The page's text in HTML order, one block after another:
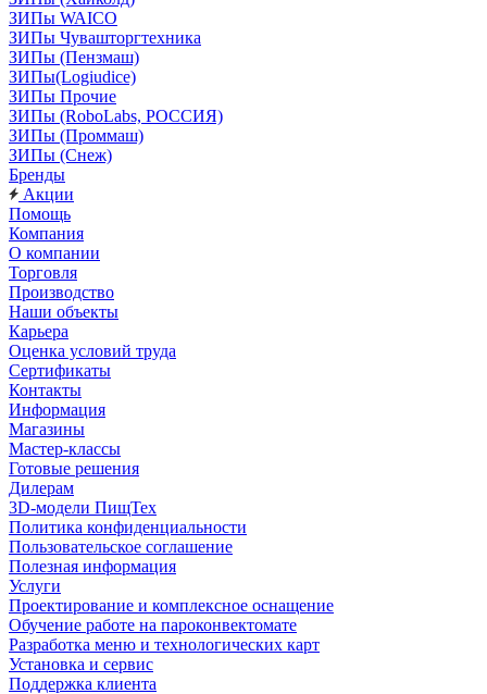
ЗИПы WAICO
ЗИПы Чувашторгтехника
ЗИПы (Пензмаш)
ЗИПы(Logiudice)
ЗИПы Прочие
ЗИПы (RoboLabs, РОССИЯ)
ЗИПы (Проммаш)
ЗИПы (Снеж)
Бренды
Акции
Помощь
Компания
О компании
Торговля
Производство
Наши объекты
Карьера
Оценка условий труда
Сертификаты
Контакты
Информация
Магазины
Мастер-классы
Готовые решения
Дилерам
3D-модели ПищТех
Политика конфиденциальности
Пользовательское соглашение
Полезная информация
Услуги
Проектирование и комплексное оснащение
Обучение работе на пароконвектомате
Разработка меню и технологических карт
Установка и сервис
Поддержка клиента